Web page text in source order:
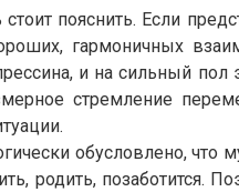
пояснить. Если
гармоничных
и на сильный
стремление
обусловлено,
родить, позаботится.